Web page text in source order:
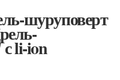
шуруповерт
li-ion